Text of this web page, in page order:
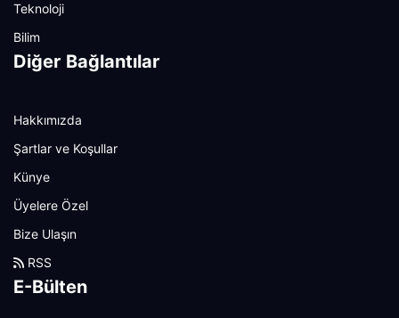
Teknoloji
Bilim
Diğer Bağlantılar
Hakkımızda
Şartlar ve Koşullar
Künye
Üyelere Özel
Bize Ulaşın
RSS
E-Bülten